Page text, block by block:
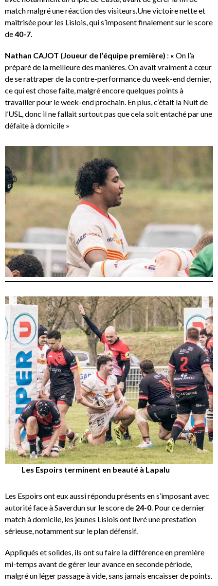
match malgré une réaction des visiteurs.Une victoire nette et
maîtrisée pour les Lislois, qui s’imposent finalement sur le score
de40-7
Nathan CAJOT (Joueur de l’équipe première) : « On l’a
préparé de la meilleure des manières. On avait vraiment à cœur
de se rattraper de la contre-performance du week-end dernier,
ce qui est chose faite, malgré encore quelques points à
travailler pour le week-end prochain. En plus, c’était la Nuit de
l’USL, donc il ne fallait surtout pas que cela soit entaché par une
défaite à domicile »
Les Espoirs terminent en beauté à Lapalu
Les Espoirs ont eux aussi répondu présents en s’imposant avec
autorité face à Saverdun sur le score de 24-0. Pour ce dernier
match à domicile, les jeunes Lislois ont livré une prestation
sérieuse, notamment sur le plan défensif.
Appliqués et solides, ils ont su faire la différence en première
mi-temps avant de gérer leur avance en seconde période,
malgré un léger passage à vide, sans jamais encaisser de points.